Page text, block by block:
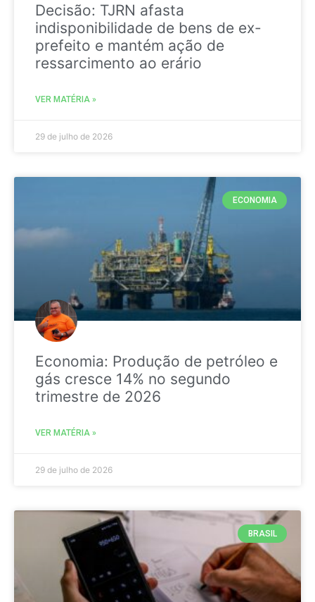
Decisão: TJRN afasta
indisponibilidade de bens de ex-
prefeito e mantém ação de
ressarcimento ao erário
VER MATÉRIA »
29 de julho de 2026
ECONOMIA
Economia: Produção de petróleo e
gás cresce 14% no segundo
trimestre de 2026
VER MATÉRIA »
29 de julho de 2026
BRASIL